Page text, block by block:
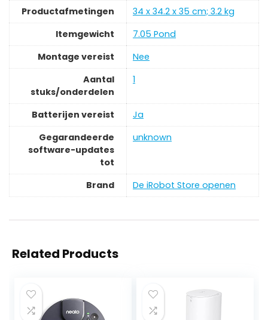
Productafmetingen
‎34 x 34.2 x 35 cm; 3.2 kg
Itemgewicht
‎7.05 Pond
Montage vereist
‎Nee
Aantal
stuks/onderdelen
‎1
Batterijen vereist
‎Ja
Gegarandeerde
software-updates
tot
‎unknown
Brand De iRobot Store openen
Related Products